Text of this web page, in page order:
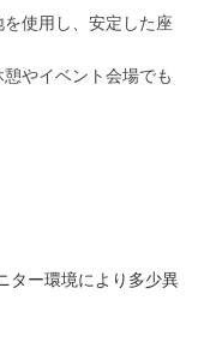
使用し、安定した座
やイベント会場でも
ター環境により多少異